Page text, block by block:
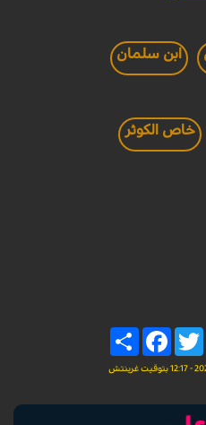
ابن سلمان
خاص الكوثر
Share
FacebookTwitter